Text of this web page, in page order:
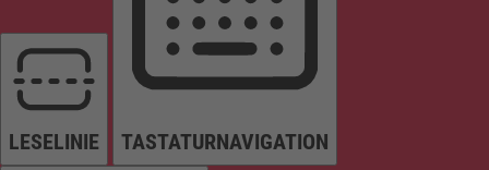
LESELINIE TASTATURNAVIGATION